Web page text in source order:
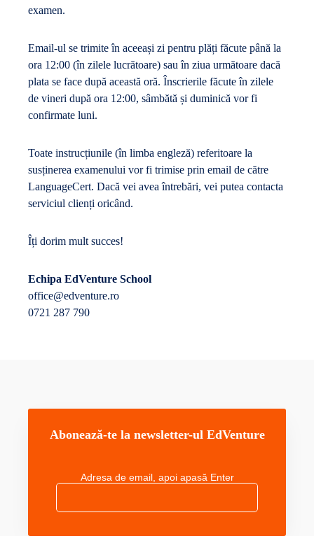
examen.
Email-ul se trimite în aceeași zi pentru plăți făcute până la
ora 12:00 (în zilele lucrătoare) sau în ziua următoare dacă
plata se face după această oră. Înscrierile făcute în zilele
de vineri după ora 12:00, sâmbătă și duminică vor fi
confirmate luni.
Toate instrucțiunile (în limba engleză) referitoare la
susținerea examenului vor fi trimise prin email de către
LanguageCert. Dacă vei avea întrebări, vei putea contacta
serviciul clienți oricând.
Îți dorim mult succes!
Echipa EdVenture School
office@edventure.ro
0721 287 790
Abonează-te la newsletter-ul EdVenture
Adresa de email, apoi apasă Enter